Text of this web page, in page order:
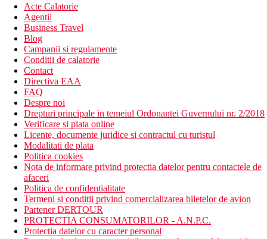
Acte Calatorie
Agentii
Business Travel
Blog
Campanii si regulamente
Conditii de calatorie
Contact
Directiva EAA
FAQ
Despre noi
Drepturi principale in temeiul Ordonantei Guvernului nr. 2/2018
Verificare si plata online
Licente, documente juridice si contractul cu turistul
Modalitati de plata
Politica cookies
Nota de informare privind protectia datelor pentru contactele de
afaceri
Politica de confidentialitate
Termeni si conditii privind comercializarea biletelor de avion
Partener DERTOUR
PROTECTIA CONSUMATORILOR - A.N.P.C.
Protectia datelor cu caracter personal